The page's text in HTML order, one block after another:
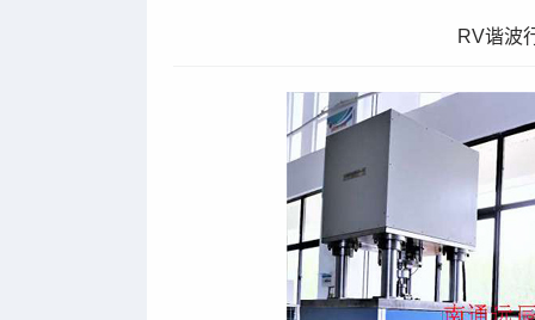
RV谐波